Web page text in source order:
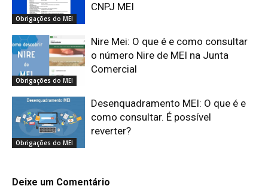
Obrigações do MEI
CNPJ MEI
Obrigações do MEI
Nire Mei: O que é e como consultar
o número Nire de MEI na Junta
Comercial
Obrigações do MEI
Desenquadramento MEI: O que é e
como consultar. É possível
reverter?
Deixe um Comentário